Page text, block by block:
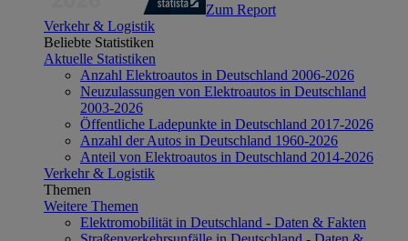
Zum Report
Verkehr & Logistik
Beliebte Statistiken
Aktuelle Statistiken
Anzahl Elektroautos in Deutschland 2006-2026
Neuzulassungen von Elektroautos in Deutschland
2003-2026
Öffentliche Ladepunkte in Deutschland 2017-2026
Anzahl der Autos in Deutschland 1960-2026
Anteil von Elektroautos in Deutschland 2014-2026
Verkehr & Logistik
Themen
Weitere Themen
Elektromobilität in Deutschland - Daten & Fakten